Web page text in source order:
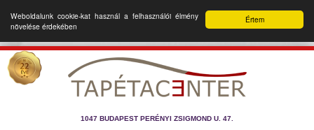
Értem
Weboldalunk cookie-kat használ a felhasználói élmény
növelése érdekében
1047 BUDAPEST PERÉNYI ZSIGMOND U. 47.